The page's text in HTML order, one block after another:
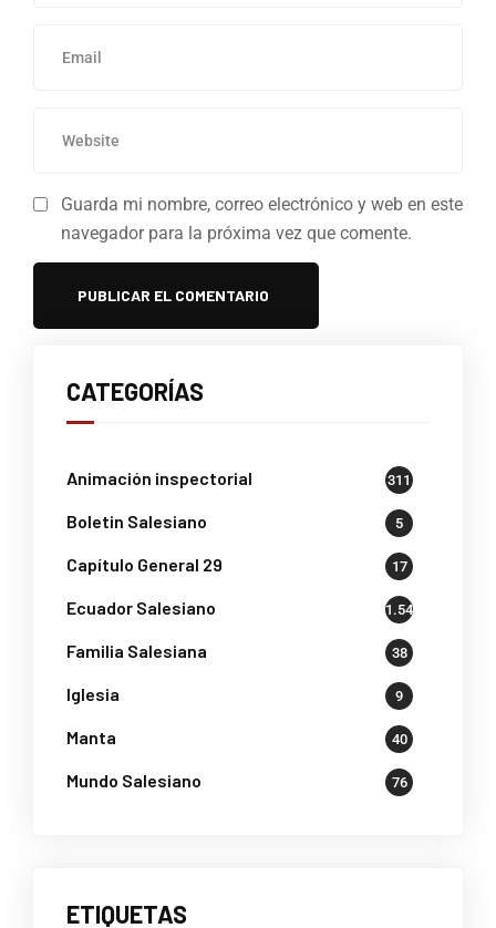
Guarda mi nombre, correo electrónico y web en este
navegador para la próxima vez que comente.
CATEGORÍAS
Animación inspectorial 311
Boletin Salesiano 5
Capítulo General 29 17
Ecuador Salesiano 1.541
Familia Salesiana 38
Iglesia 9
Manta 40
Mundo Salesiano 76
ETIQUETAS